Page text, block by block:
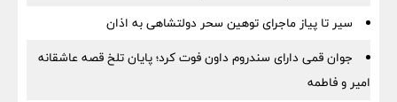
سیر تا پیاز ماجرای توهین سحر دولتشاهی به اذان
جوان قمی دارای سندروم داون فوت کرد؛ پایان تلخ قصه عاشقانه
امیر و فاطمه